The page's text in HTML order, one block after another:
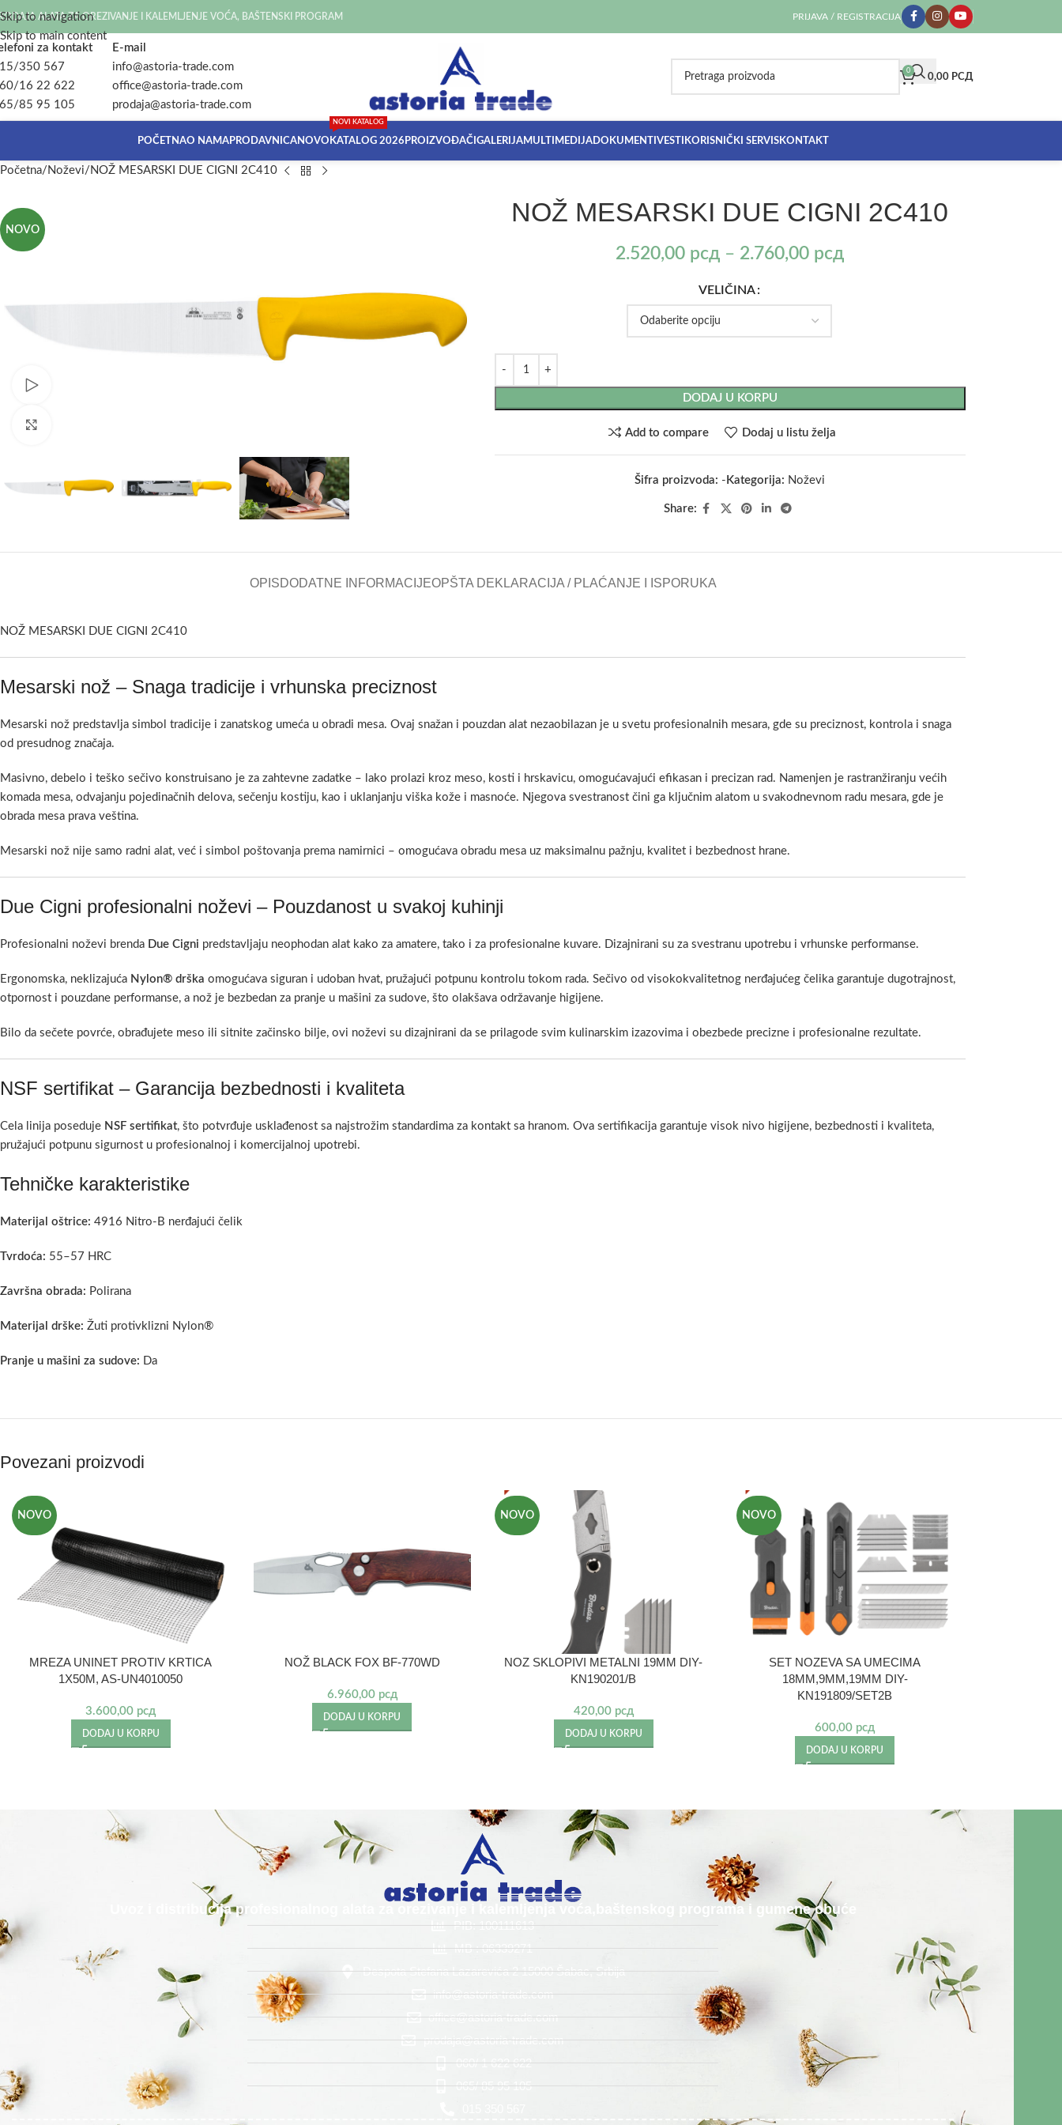
Skip to navigation
Skip to main content
ALATA ZA OREZIVANJE I KALEMLJENJE VOĆA, BAŠTENSKI PROGRAM PRIJAVA / REGISTRACIJA
za kontakt
350 567
16 22 622
85 95 105
E-mail
info@astoria-trade.com
office@astoria-trade.com
prodaja@astoria-trade.com
0
0,00 РСД
POČETNAO NAMAPRODAVNICANOVO KATALOG 2026
NOVI KATALOG
PROIZVOĐAČI GALERIJAMULTIMEDIJADOKUMENTI VESTI KORISNIČKI SERVISKONTAKT
Početna Noževi NOŽ MESARSKI DUE CIGNI 2C410
NOVO
NOŽ MESARSKI DUE CIGNI 2C410
2.520,00 рсд – 2.760,00 рсд
VELIČINA
DODAJ U KORPU
Add to compare Dodaj u listu želja
Šifra proizvoda: - Kategorija: Noževi
Share:
OPISDODATNE INFORMACIJEOPŠTA DEKLARACIJA / PLAĆANJE I ISPORUKA
NOŽ MESARSKI DUE CIGNI 2C410
Mesarski nož – Snaga tradicije i vrhunska preciznost
Mesarski nož predstavlja simbol tradicije i zanatskog umeća u obradi mesa. Ovaj snažan i pouzdan alat nezaobilazan je u svetu profesionalnih mesara, gde su preciznost, kontrola i snaga
od presudnog značaja.
Masivno, debelo i teško sečivo konstruisano je za zahtevne zadatke – lako prolazi kroz meso, kosti i hrskavicu, omogućavajući efikasan i precizan rad. Namenjen je rastranžiranju većih
komada mesa, odvajanju pojedinačnih delova, sečenju kostiju, kao i uklanjanju viška kože i masnoće. Njegova svestranost čini ga ključnim alatom u svakodnevnom radu mesara, gde je
obrada mesa prava veština.
Mesarski nož nije samo radni alat, već i simbol poštovanja prema namirnici – omogućava obradu mesa uz maksimalnu pažnju, kvalitet i bezbednost hrane.
Due Cigni profesionalni noževi – Pouzdanost u svakoj kuhinji
Profesionalni noževi brenda Due Cigni predstavljaju neophodan alat kako za amatere, tako i za profesionalne kuvare. Dizajnirani su za svestranu upotrebu i vrhunske performanse.
Ergonomska, neklizajuća Nylon® drška omogućava siguran i udoban hvat, pružajući potpunu kontrolu tokom rada. Sečivo od visokokvalitetnog nerđajućeg čelika garantuje dugotrajnost,
otpornost i pouzdane performanse, a nož je bezbedan za pranje u mašini za sudove, što olakšava održavanje higijene.
Bilo da sečete povrće, obrađujete meso ili sitnite začinsko bilje, ovi noževi su dizajnirani da se prilagode svim kulinarskim izazovima i obezbede precizne i profesionalne rezultate.
NSF sertifikat – Garancija bezbednosti i kvaliteta
Cela linija poseduje NSF sertifikat, što potvrđuje usklađenost sa najstrožim standardima za kontakt sa hranom. Ova sertifikacija garantuje visok nivo higijene, bezbednosti i kvaliteta,
pružajući potpunu sigurnost u profesionalnoj i komercijalnoj upotrebi.
Tehničke karakteristike
Materijal oštrice: 4916 Nitro-B nerđajući čelik
Tvrdoća: 55–57 HRC
Završna obrada: Polirana
Materijal drške: Žuti protivklizni Nylon®
Pranje u mašini za sudove: Da
Povezani proizvodi
NOVO
MREZA UNINET PROTIV KRTICA
1X50M, AS-UN4010050
3.600,00 рсд
DODAJ U KORPU
NOŽ BLACK FOX BF-770WD
6.960,00 рсд
DODAJ U KORPU
NOVO
NOZ SKLOPIVI METALNI 19MM DIY-
KN190201/B
420,00 рсд
DODAJ U KORPU
NOVO
SET NOZEVA SA UMECIMA
18MM,9MM,19MM DIY-
KN191809/SET2B
600,00 рсд
DODAJ U KORPU
Uvoz i distribucija profesionalnog alata za orezivanje i kalemljenja voća,baštenskog programa i gumene obuće
PIB: 100111613
MB : 06339271
Despota Stefana Lazarevića 2 15000 Šabac, Srbija
info@astoria-trade.com
office@astoria-trade.com
prodaja@astoria-trade.com
060/ 1 622 622
065/ 85 95 105